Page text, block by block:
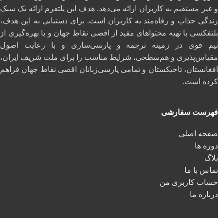
و غیر مستقیم به کاربران ارائه می‌دهد. هدف این پلتفرم ارائه یک سبک
زندگی جذاب و رفاه‌مند به کاربران است. برای دستیابی به این هدف،
بلنفکسی با تهیه محتواهای مفید از اقصی نقاط جهان و با بهره‌گیری از
تیم قوی در زمینه ترجمه و پارسی‌سازی و با رعایت اصول
مقیاس‌پذیری و هم‌سطحی، شرایط مناسب را برای ملت شریف ایران،
افغانستان، تاجیکستان و تمامی پارسی‌زبانان اقصی نقاط جهان فراهم
کرده است.
فهرست سفارشی
صفحه اصلی
دوره ها
بلاگ
تماس با ما
حساب کاربری من
درباره ما